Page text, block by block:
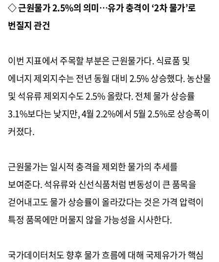
◇ 근원물가 2.5%의 의미…유가 충격이 ‘2차 물가’로
번질지 관건
이번 지표에서 주목할 부분은 근원물가다. 식료품 및
에너지 제외지수는 전년 동월 대비 2.5% 상승했다. 농산물
및 석유류 제외지수도 2.5% 올랐다. 전체 물가 상승률
3.1%보다는 낮지만, 4월 2.2%에서 5월 2.5%로 상승폭이
커졌다.
근원물가는 일시적 충격을 제외한 물가의 추세를
보여준다. 석유류와 신선식품처럼 변동성이 큰 품목을
걷어내고도 물가 상승률이 올라갔다는 것은 가격 압력이
특정 품목에만 머물지 않을 가능성을 시사한다.
국가데이터처도 향후 물가 흐름에 대해 국제유가가 핵심